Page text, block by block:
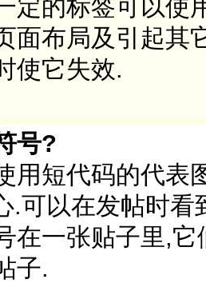
定的标签可以使
面布局及引起其
使它失效.
号?
用短代码的代表
.可以在发帖时
在一张贴子里,
子.